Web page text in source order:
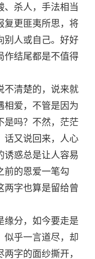
、杀人，手法相当
复更匪夷所思，将
别人或自己。好好
作结尾都是不值得
不清楚的，说来就
相爱，不管是因为
是吗？不然，茫茫
话又说回来，人心
诱惑总是让人容易
前的恩爱一笔勾
两字也算是留给曾
缘分，如今要走是
似乎一言道尽，却
字的面纱撕开，